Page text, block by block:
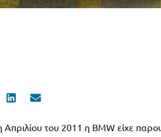
Share
του 2011 η BMW είχε